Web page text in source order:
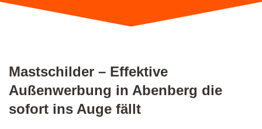
Mastschilder – Effektive
Außenwerbung in Abenberg die
sofort ins Auge fällt